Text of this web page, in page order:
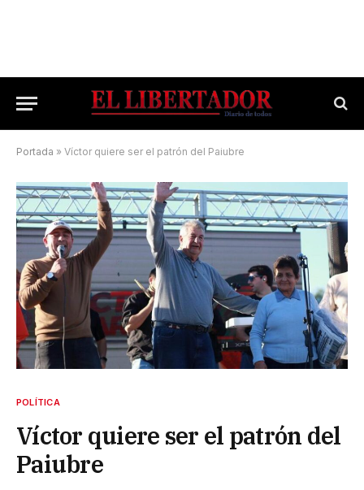
Portada » Víctor quiere ser el patrón del Paiubre
POLÍTICA
Víctor quiere ser el patrón del
Paiubre